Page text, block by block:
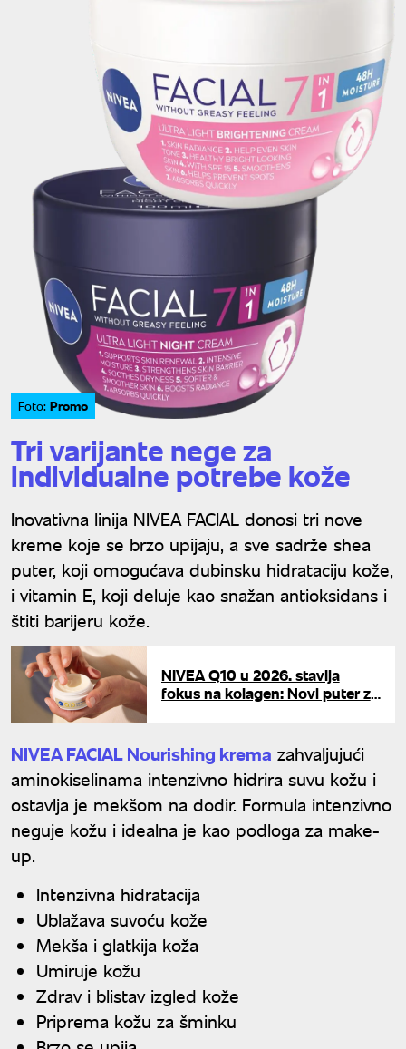
Foto: Promo
Tri varijante nege za
individualne potrebe kože
Inovativna linija NIVEA FACIAL donosi tri nove
kreme koje se brzo upijaju, a sve sadrže shea
puter, koji omogućava dubinsku hidrataciju kože,
i vitamin E, koji deluje kao snažan antioksidans i
štiti barijeru kože.
NIVEA Q10 u 2026. stavlja
fokus na kolagen: Novi puter za
NIVEA FACIAL Nourishing krema zahvaljujući
aminokiselinama intenzivno hidrira suvu kožu i
ostavlja je mekšom na dodir. Formula intenzivno
neguje kožu i idealna je kao podloga za make-
up.
Intenzivna hidratacija
Ublažava suvoću kože
Mekša i glatkija koža
Umiruje kožu
Zdrav i blistav izgled kože
Priprema kožu za šminku